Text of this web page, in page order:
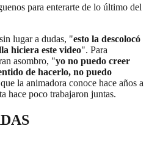
para enterarte de lo último del
lugar a dudas, "esto la descolocó
hiciera este video". Para
asombro, "yo no puedo creer
de hacerlo, no puedo
la animadora conoce hace años a
hace poco trabajaron juntas.